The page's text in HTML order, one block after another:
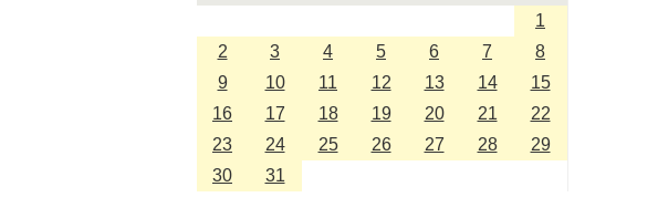
1
2
3 4 5 6 7
8
9
10 11 12 13 14
15
16
17 18 19 20 21
22
23
24 25 26 27 28
29
30
31